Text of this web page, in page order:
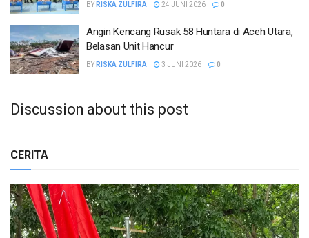
BY RISKA ZULFIRA 24 JUNI 2026 0
Angin Kencang Rusak 58 Huntara di Aceh Utara,
Belasan Unit Hancur
BY RISKA ZULFIRA 3 JUNI 2026 0
Discussion about this post
CERITA